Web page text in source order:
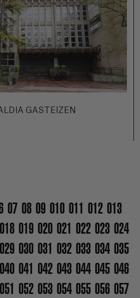
GASTEIZEN
07 08 09 010 011 012 013
018 019 020 021 022 023 024
029 030 031 032 033 034 035
040 041 042 043 044 045 046
051 052 053 054 055 056 057